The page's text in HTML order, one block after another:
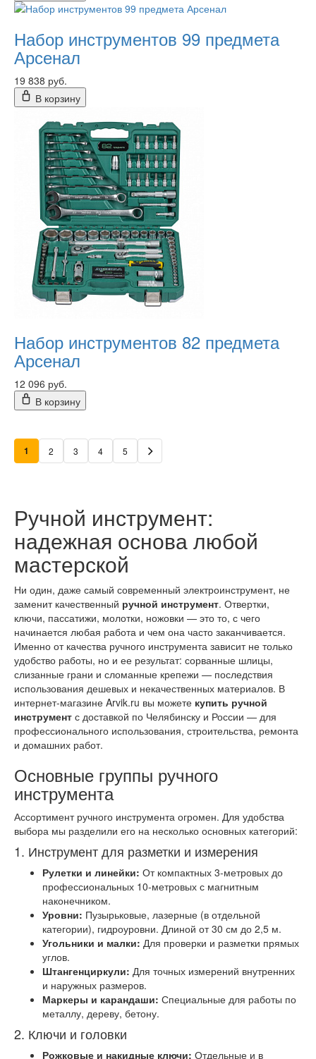
Набор инструментов 99 предмета
Арсенал
19 838 руб.
В корзину
Набор инструментов 82 предмета
Арсенал
12 096 руб.
В корзину
1 2 3 4 5
Ручной инструмент:
надежная основа любой
мастерской
Ни один, даже самый современный электроинструмент, не
заменит качественный ручной инструмент. Отвертки,
ключи, пассатижи, молотки, ножовки — это то, с чего
начинается любая работа и чем она часто заканчивается.
Именно от качества ручного инструмента зависит не только
удобство работы, но и ее результат: сорванные шлицы,
слизанные грани и сломанные крепежи — последствия
использования дешевых и некачественных материалов. В
интернет-магазине Arvik.ru вы можете купить ручной
инструмент с доставкой по Челябинску и России — для
профессионального использования, строительства, ремонта
и домашних работ.
Основные группы ручного
инструмента
Ассортимент ручного инструмента огромен. Для удобства
выбора мы разделили его на несколько основных категорий:
1. Инструмент для разметки и измерения
Рулетки и линейки: От компактных 3-метровых до
профессиональных 10-метровых с магнитным
наконечником.
Уровни: Пузырьковые, лазерные (в отдельной
категории), гидроуровни. Длиной от 30 см до 2,5 м.
Угольники и малки: Для проверки и разметки прямых
углов.
Штангенциркули: Для точных измерений внутренних
и наружных размеров.
Маркеры и карандаши: Специальные для работы по
металлу, дереву, бетону.
2. Ключи и головки
Рожковые и накидные ключи: Отдельные и в